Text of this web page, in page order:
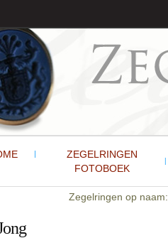
ZEGELRINGEN
FOTOBOEK
Zegelringen op naam: